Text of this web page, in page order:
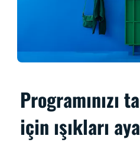
Programınızı
için ışıkları